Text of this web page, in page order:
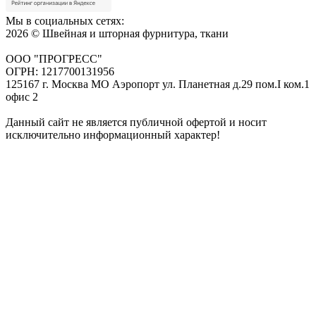
Мы в социальных сетях:
2026 © Швейная и шторная фурнитура, ткани
ООО "ПРОГРЕСС"
ОГРН: 1217700131956
125167 г. Москва МО Аэропорт ул. Планетная д.29 пом.I ком.1
офис 2
Данный сайт не является публичной офертой и носит
исключительно информационный характер!